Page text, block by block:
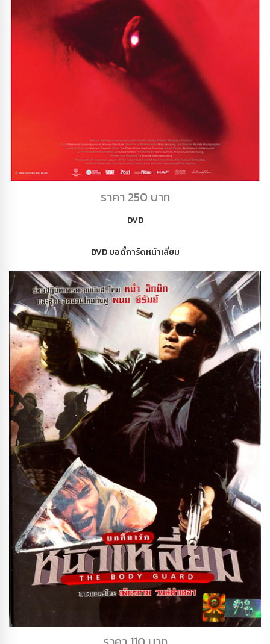
DVD เจ้านกกระจอก
ราคา 250 บาท
DVD
DVD บอดี้การ์ดหน้าเลี่ยม
DVD บอดี้การ์ดหน้าเลี่ยม